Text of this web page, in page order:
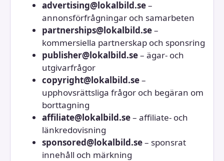
advertising@lokalbild.se–
annonsförfrågningar och samarbeten
partnerships@lokalbild.se–
kommersiella partnerskap och sponsring
publisher@lokalbild.se– ägar- och
utgivarfrågor
copyright@lokalbild.se–
upphovsrättsliga frågor och begäran om
borttagning
affiliate@lokalbild.se– affiliate- och
länkredovisning
sponsored@lokalbild.se– sponsrat
innehåll och märkning